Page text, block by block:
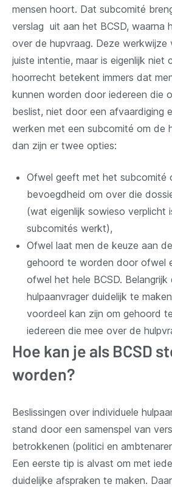
mensen hoort. Dat subcomité
verslag uit aan het BCSD, waarna
over de hupvraag. Deze
juiste intentie, maar is eigenlijk niet
hoorrecht betekent immers dat
kunnen worden door iedereen die
beslist, niet door een afvaardiging
werken met een subcomité om de
dan zijn er twee opties:
Ofwel geeft met het subcomité
bevoegdheid om over die
(wat eigenlijk sowieso verplicht
subcomités werkt),
Ofwel laat men de keuze aan
gehoord te worden door ofwel
ofwel het hele BCSD. Belangrijk
hulpaanvrager duidelijk te
voordeel kan zijn om gehoord
iedereen die mee over de
Hoe kan je als BCSD
worden?
Beslissingen over individuele
stand door een samenspel van
betrokkenen (politici en
Een eerste tip is alvast om met
duidelijke afspraken te maken.